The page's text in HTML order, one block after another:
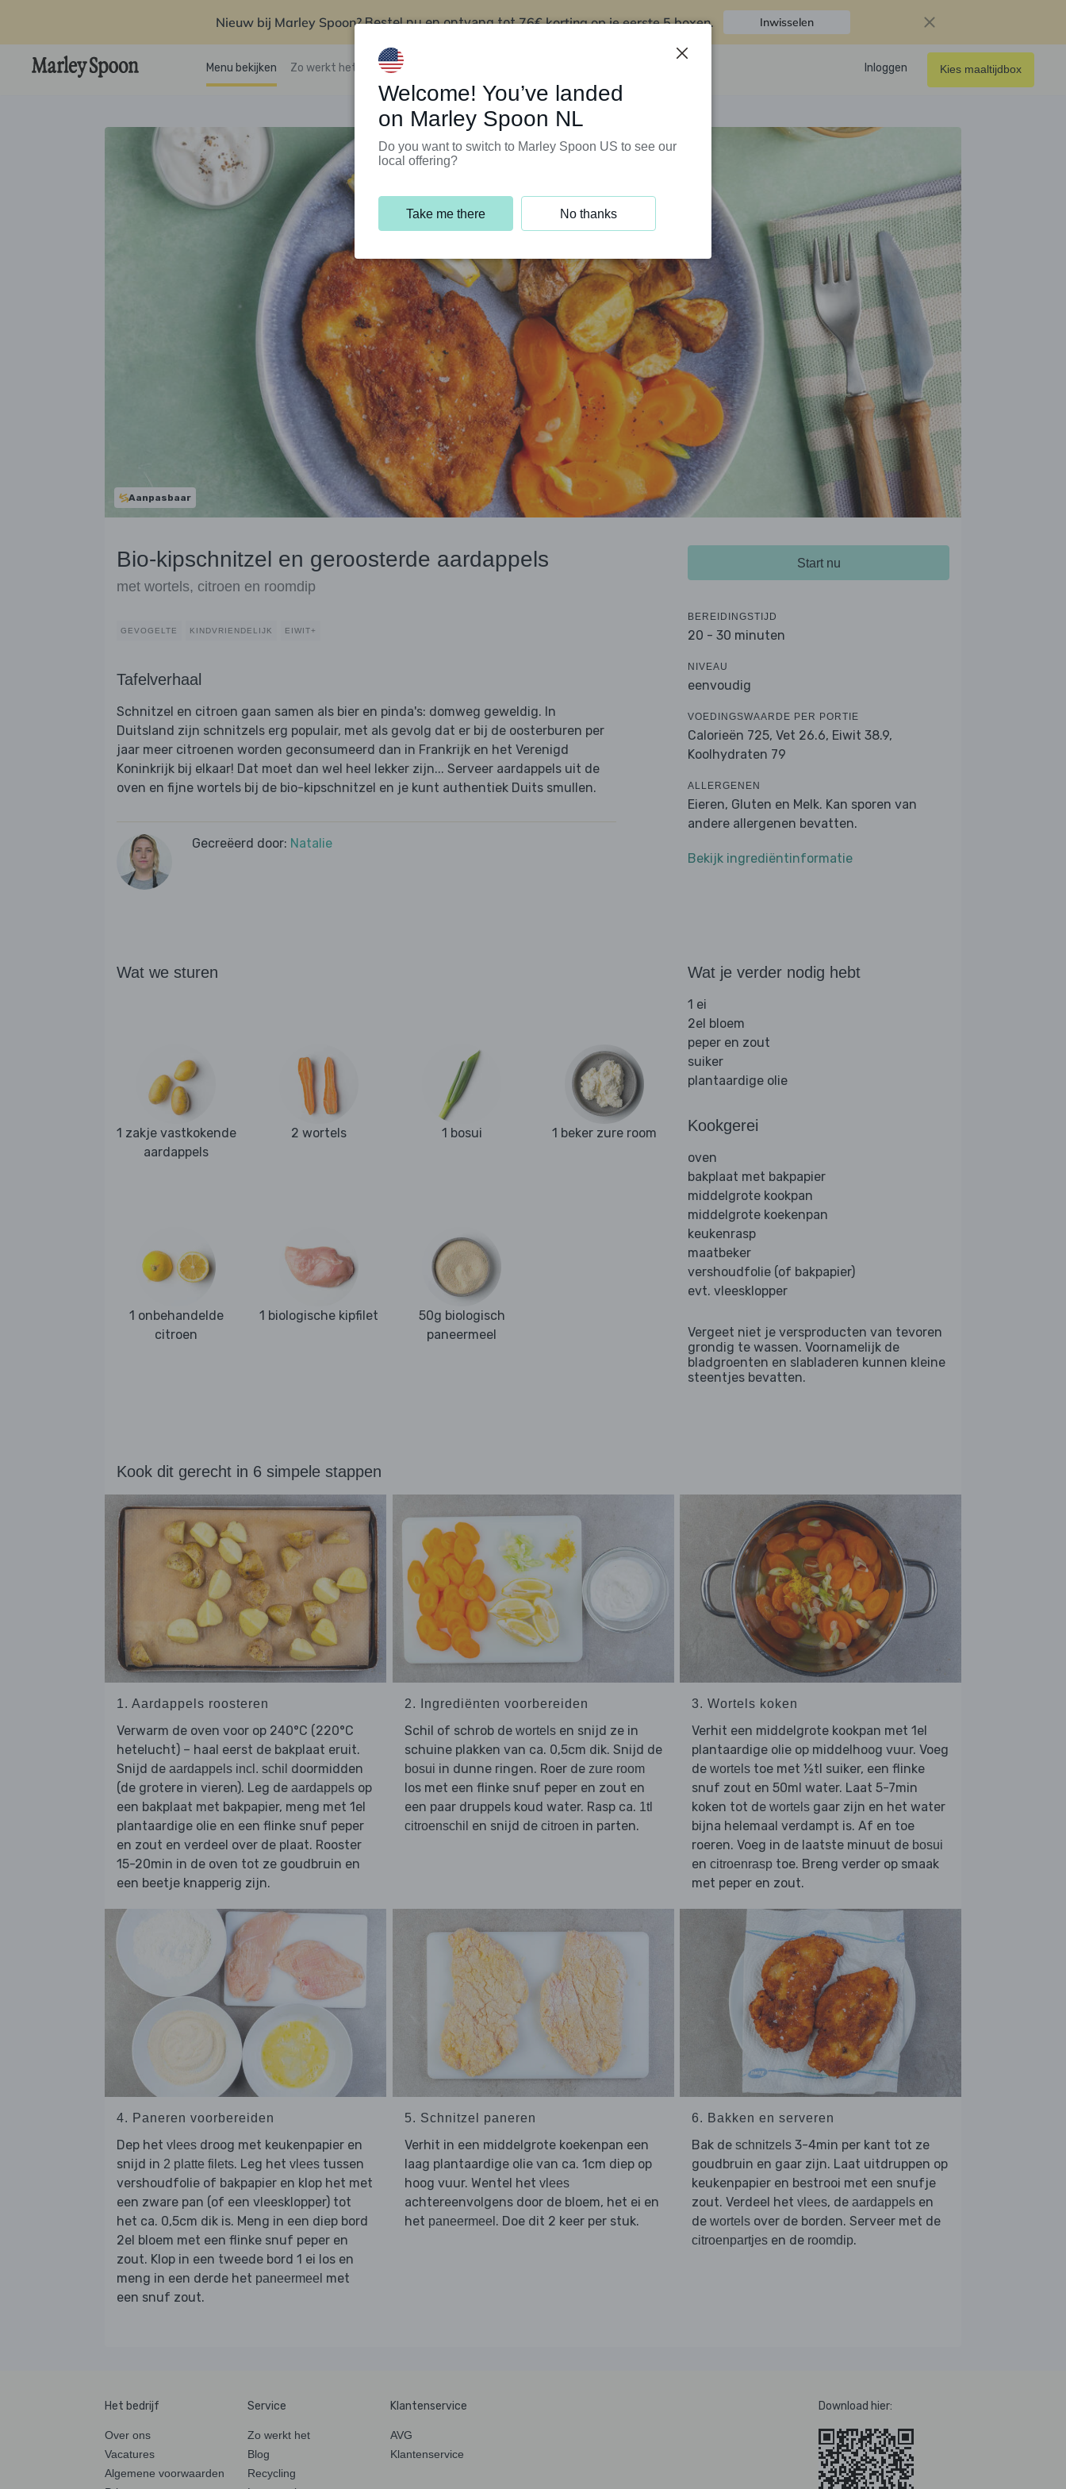
Nieuw bij Marley Spoon?Bestel nu en ontvang tot76€ korting op je eerste 5 boxen. Inwisselen
Menu bekijken Zo werkt het Klantenservice Inloggen Kies maaltijdbox
Aanpasbaar
Bio-kipschnitzel en geroosterde aardappels
met wortels, citroen en roomdip
GEVOGELTE KINDVRIENDELIJK EIWIT+
Tafelverhaal
Schnitzel en citroen gaan samen als bier en pinda's: domweg geweldig. In
Duitsland zijn schnitzels erg populair, met als gevolg dat er bij de oosterburen per
jaar meer citroenen worden geconsumeerd dan in Frankrijk en het Verenigd
Koninkrijk bij elkaar! Dat moet dan wel heel lekker zijn... Serveer aardappels uit de
oven en fijne wortels bij de bio-kipschnitzel en je kunt authentiek Duits smullen.
Gecreëerd door: Natalie
Start nu
BEREIDINGSTIJD
20 - 30 minuten
NIVEAU
eenvoudig
VOEDINGSWAARDE PER PORTIE
Calorieën 725, Vet 26.6, Eiwit 38.9,
Koolhydraten 79
ALLERGENEN
Eieren, Gluten en Melk. Kan sporen van
andere allergenen bevatten.
Bekijk ingrediëntinformatie
Wat we sturen
1 zakje vastkokende
aardappels
2 wortels 1 bosui 1 beker zure room
1 onbehandelde
citroen
1 biologische kipfilet
50g biologisch
paneermeel
Wat je verder nodig hebt
1 ei
2el bloem
peper en zout
suiker
plantaardige olie
Kookgerei
oven
bakplaat met bakpapier
middelgrote kookpan
middelgrote koekenpan
keukenrasp
maatbeker
vershoudfolie (of bakpapier)
evt. vleesklopper
Vergeet niet je versproducten van tevoren
grondig te wassen. Voornamelijk de
bladgroenten en slabladeren kunnen kleine
steentjes bevatten.
Kook dit gerecht in 6 simpele stappen
1. Aardappels roosteren
Verwarm de oven voor op 240°C (220°C
hetelucht) – haal eerst de bakplaat eruit.
Snijd de aardappels incl. schil doormidden
(de grotere in vieren). Leg de aardappels op
een bakplaat met bakpapier, meng met 1el
plantaardige olie en een flinke snuf peper
en zout en verdeel over de plaat. Rooster
15-20min in de oven tot ze goudbruin en
een beetje knapperig zijn.
2. Ingrediënten voorbereiden
Schil of schrob de wortelsen snijd ze in
schuine plakken van ca. 0,5cm dik. Snijd de
bosui in dunne ringen. Roer de zure room
los met een flinke snuf peper en zout en
een paar druppels koud water. Rasp ca. 1tl
citroenschil en snijd de citroen in parten.
3. Wortels koken
Verhit een middelgrote kookpan met 1el
plantaardige olie op middelhoog vuur. Voeg
de wortels toe met ½tl suiker, een flinke
snuf zout en 50ml water. Laat 5-7min
koken tot de wortels gaar zijn en het water
bijna helemaal verdampt is. Af en toe
roeren. Voeg in de laatste minuut de bosui
en citroenrasp toe. Breng verder op smaak
met peper en zout.
4. Paneren voorbereiden
Dep het vlees droog met keukenpapier en
snijd in 2 platte filets. Leg het vlees tussen
vershoudfolie of bakpapier en klop het met
een zware pan (of een vleesklopper) tot
het ca. 0,5cm dik is. Meng in een diep bord
2el bloem met een flinke snuf peper en
zout. Klop in een tweede bord 1 ei los en
meng in een derde het paneermeel met
een snuf zout.
5. Schnitzel paneren
Verhit in een middelgrote koekenpan een
laag plantaardige olie van ca. 1cm diep op
hoog vuur. Wentel het vlees
achtereenvolgens door de bloem, het ei en
het paneermeel . Doe dit 2 keer per stuk.
6. Bakken en serveren
Bak de schnitzels 3-4min per kant tot ze
goudbruin en gaar zijn. Laat uitdruppen op
keukenpapier en bestrooi met een snufje
zout. Verdeel het vlees, de aardappels en
de wortels over de borden. Serveer met de
citroenpartjes en de roomdip.
Het bedrijf
Over ons
Vacatures
Algemene voorwaarden
Service
Zo werkt het
Blog
Recycling
Klantenservice
AVG
Klantenservice
Download hier:
Welcome! You’ve landed
on Marley Spoon NL
Do you want to switch to Marley Spoon US to see our
local offering?
Take me there No thanks